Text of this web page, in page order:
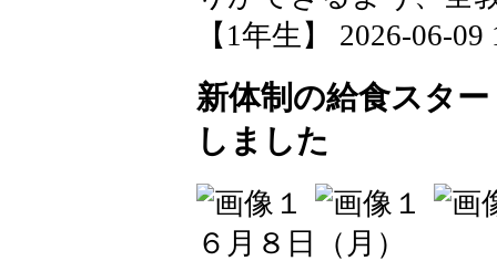
【1年生】 2026-06-09
新体制の給食スタ
しました
６月８日（月）